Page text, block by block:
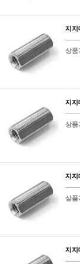
지지
상품
지지
상품
지지
상품
지지